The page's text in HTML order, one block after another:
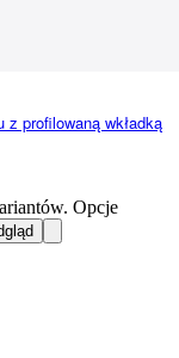
profilowaną wkładką
Opcje